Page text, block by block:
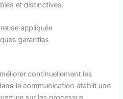
et distinctives.
appliquée
garanties
continuellement les
la communication établit une